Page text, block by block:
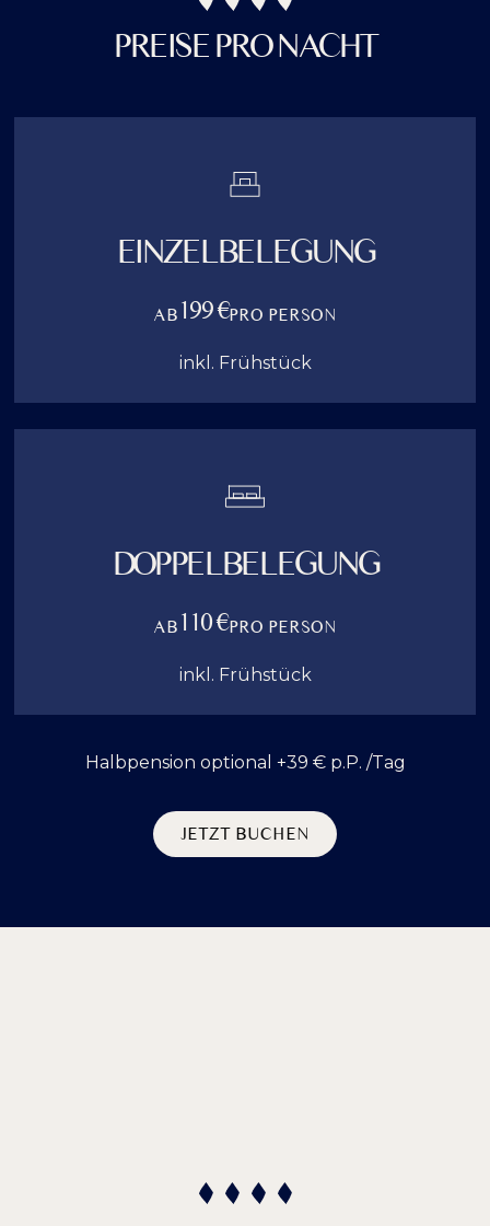
PREISE PRO NACHT
EINZELBELEGUNG
AB 199 €PRO PERSON
inkl. Frühstück
DOPPELBELEGUNG
AB 110 €PRO PERSON
inkl. Frühstück
Halbpension optional +39 € p.P. /Tag
JETZT BUCHEN